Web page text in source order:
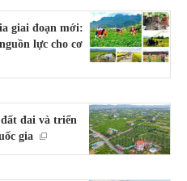
giai đoạn mới:
lực cho cơ
đai và triển
gia